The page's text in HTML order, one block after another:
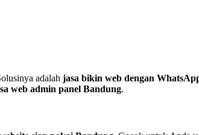
adalah jasa bikin web dengan
web admin panel Bandung.